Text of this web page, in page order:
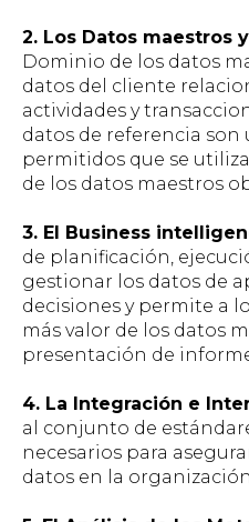
2. Los Datos maestros
Dominio de los datos
datos del cliente
actividades y
datos de referencia
permitidos que se
de los datos maestros
3. El Business
de planificación,
gestionar los datos de
decisiones y permite a
más valor de los datos
presentación de
4. La Integración e
al conjunto de
necesarios para
datos en la organización.